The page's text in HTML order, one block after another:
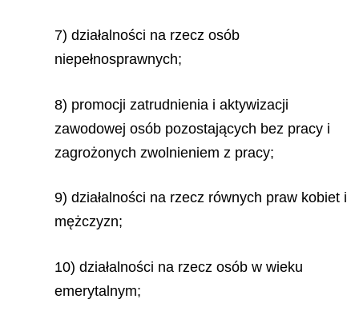
7) działalności na rzecz osób
niepełnosprawnych;
8) promocji zatrudnienia i aktywizacji
zawodowej osób pozostających bez pracy i
zagrożonych zwolnieniem z pracy;
9) działalności na rzecz równych praw kobiet i
mężczyzn;
10) działalności na rzecz osób w wieku
emerytalnym;